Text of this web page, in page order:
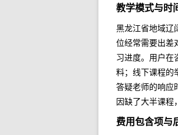
教学模式与时
黑龙江省地域辽
位经常需要出差
习进度。用户在
料；线下课程的
答疑老师的响应
因缺了大半课程
费用包含项与